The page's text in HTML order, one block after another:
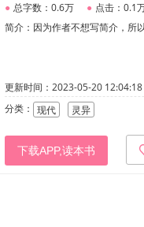
● 总字数：0.6万 ● 点击：0.1
简介：因为作者不想写简介，所
更新时间：2023-05-20 12:04:18
分类： 现代 灵异
下载APP,读本书